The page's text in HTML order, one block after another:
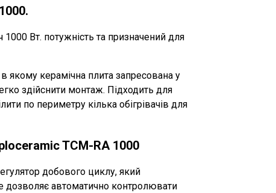
1000 Вт. потужність та призначений для
якому керамічна плита запресована у
здійснити монтаж. Підходить для
по периметру кілька обігрівачів для
TCM-RA 1000
добового циклу, який
дозволяє автоматично контролювати